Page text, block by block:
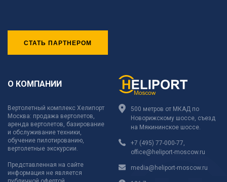
СТАТЬ ПАРТНЕРОМ
О КОМПАНИИ
Вертолетный комплекс Хелипорт
Москва: продажа вертолетов,
аренда вертолетов, базирование
и обслуживание техники,
обучение пилотированию,
вертолетные экскурсии.
Представленная на сайте
информация не является
500 метров от МКАД по
Новорижскому шоссе, съезд
на Мякининское шоссе.
+7 (495) 77-000-77,
office@heliport-moscow.ru
media@heliport-moscow.ru